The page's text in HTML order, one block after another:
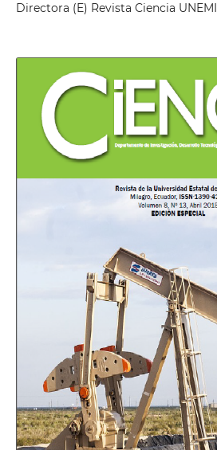
Directora (E) Revista Ciencia UNEMI